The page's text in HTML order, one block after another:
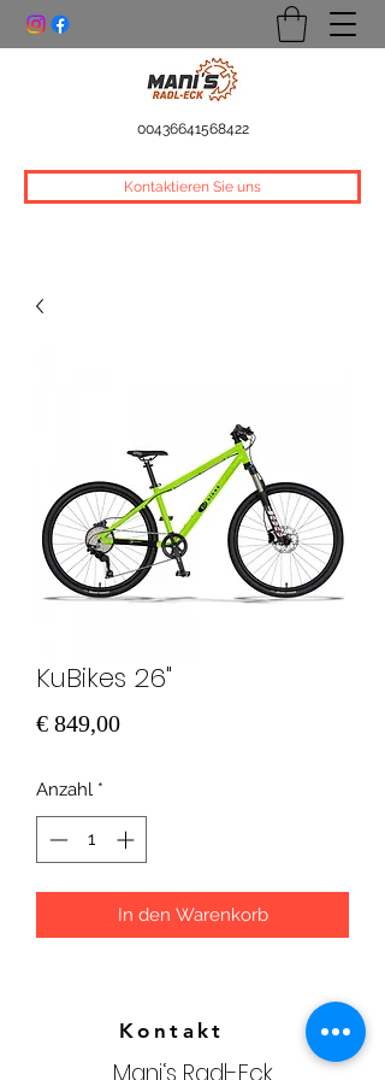
00436641568422
Kontaktieren Sie uns
KuBikes 26"
€ 849,00Preis
Anzahl *
In den Warenkorb
Kontakt
Mani‘s Radl-Eck